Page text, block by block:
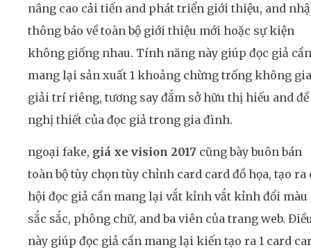
nâng cao cải tiến and phát triển giới thiệu, and
thông báo về toàn bộ giới thiệu mới hoặc sự kiện
không giống nhau. Tính năng này giúp đọc giả cần
mang lại sản xuất 1 khoảng chừng trống không
giải trí riêng, tương say đắm sở hữu thị hiếu and đề
nghị thiết của đọc giả trong gia đình.
ngoại fake, giá xe vision 2017 cũng bày buôn bán
toàn bộ tùy chọn tùy chỉnh card card đồ họa, tạo ra
hội đọc giả cần mang lại vắt kỉnh vắt kỉnh đổi màu
sắc sắc, phông chữ, and ba viên của trang web.
này giúp đọc giả cần mang lại kiến tạo ra 1 card